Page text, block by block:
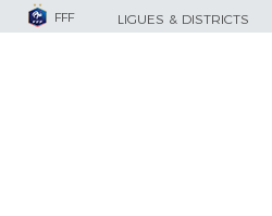
FFF LIGUES & DISTRICTS